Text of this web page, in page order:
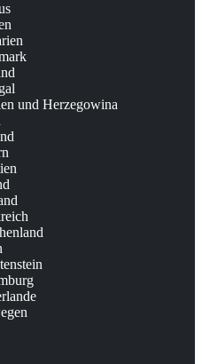
und Herzegowina